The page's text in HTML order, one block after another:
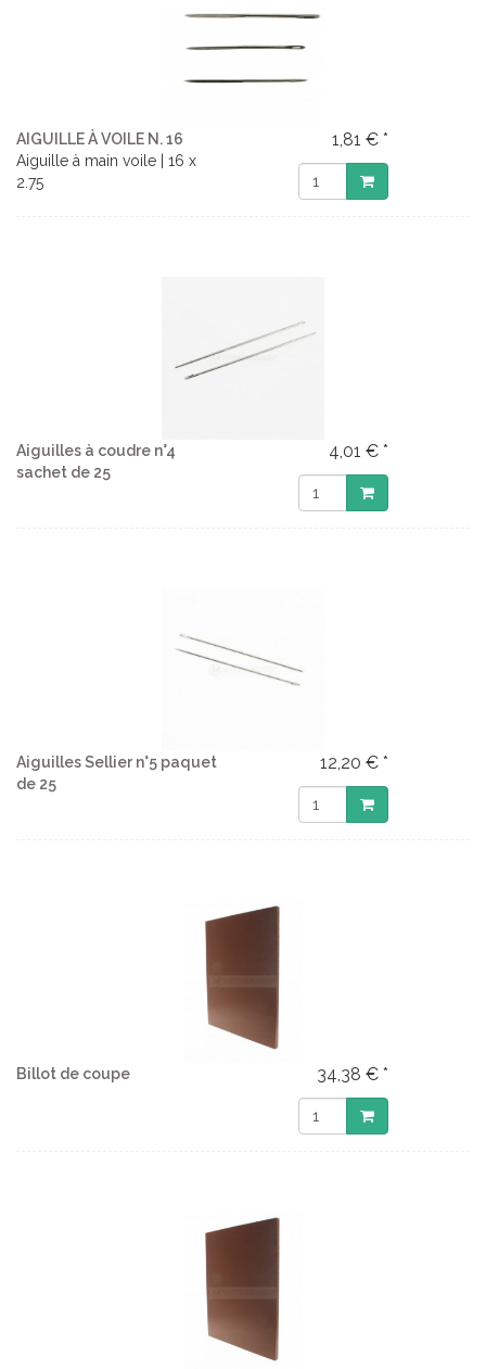
AIGUILLE À VOILE N. 16
Aiguille à main voile | 16 x
2.75
1,81 € *
Aiguilles à coudre n°4
sachet de 25
4,01 € *
Aiguilles Sellier n°5 paquet
de 25
12,20 € *
Billot de coupe 34,38 € *